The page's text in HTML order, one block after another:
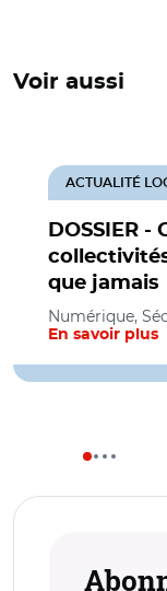
Voir aussi
DOSSIER
que jamais
ACTUALITÉ
Numérique,
En savoir plus